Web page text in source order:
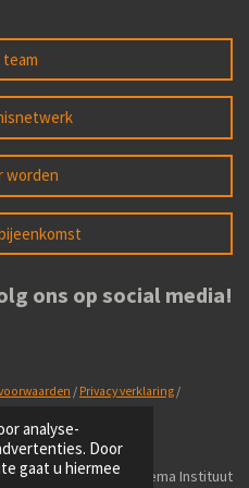
analyse-
Door
gaat u hiermee
worden
ons op social media!
/ Privacy verklaring /
Powered by Schripsema Instituut